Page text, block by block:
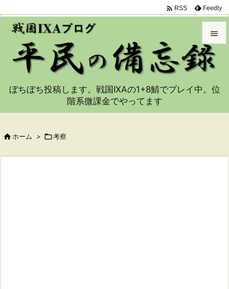


メニュ
サイド
 RSS Feedly
ぼちぼち投稿します。戦国IXAの1+8鯖でプレイ中。位
階系微課金でやってます
 ホーム > 考察